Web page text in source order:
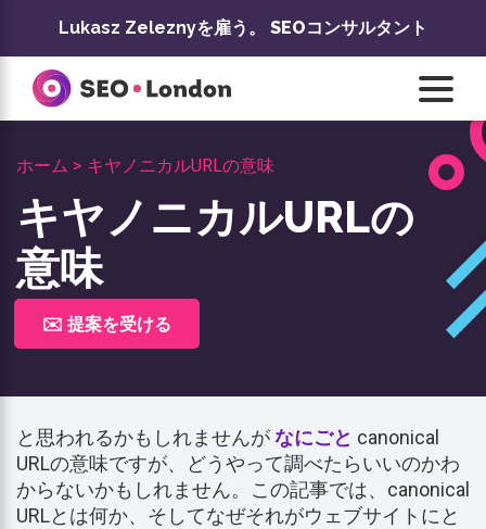
テ
ツ
ス
Lukasz Zeleznyを雇う。 SEOコンサルタント
ホーム > キヤノニカルURLの意味
キヤノニカルURLの
意味
✉️ 提案を受ける
と思われるかもしれませんがなにごと canonical
URLの意味ですが、どうやって調べたらいいのかわ
からないかもしれません。この記事では、canonical
URLとは何か、そしてなぜそれがウェブサイトにと